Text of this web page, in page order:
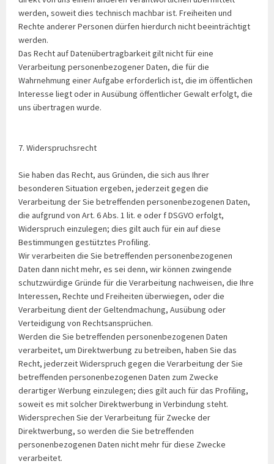
werden, soweit dies technisch machbar ist. Freiheiten und
Rechte anderer Personen dürfen hierdurch nicht beeinträchtigt
werden.
Das Recht auf Datenübertragbarkeit gilt nicht für eine
Verarbeitung personenbezogener Daten, die für die
Wahrnehmung einer Aufgabe erforderlich ist, die im öffentlichen
Interesse liegt oder in Ausübung öffentlicher Gewalt erfolgt, die
uns übertragen wurde.
7. Widerspruchsrecht
Sie haben das Recht, aus Gründen, die sich aus Ihrer
besonderen Situation ergeben, jederzeit gegen die
Verarbeitung der Sie betreffenden personenbezogenen Daten,
die aufgrund von Art. 6 Abs. 1 lit. e oder f DSGVO erfolgt,
Widerspruch einzulegen; dies gilt auch für ein auf diese
Bestimmungen gestütztes Profiling.
Wir verarbeiten die Sie betreffenden personenbezogenen
Daten dann nicht mehr, es sei denn, wir können zwingende
schutzwürdige Gründe für die Verarbeitung nachweisen, die Ihre
Interessen, Rechte und Freiheiten überwiegen, oder die
Verarbeitung dient der Geltendmachung, Ausübung oder
Verteidigung von Rechtsansprüchen.
Werden die Sie betreffenden personenbezogenen Daten
verarbeitet, um Direktwerbung zu betreiben, haben Sie das
Recht, jederzeit Widerspruch gegen die Verarbeitung der Sie
betreffenden personenbezogenen Daten zum Zwecke
derartiger Werbung einzulegen; dies gilt auch für das Profiling,
soweit es mit solcher Direktwerbung in Verbindung steht.
Widersprechen Sie der Verarbeitung für Zwecke der
Direktwerbung, so werden die Sie betreffenden
personenbezogenen Daten nicht mehr für diese Zwecke
verarbeitet.